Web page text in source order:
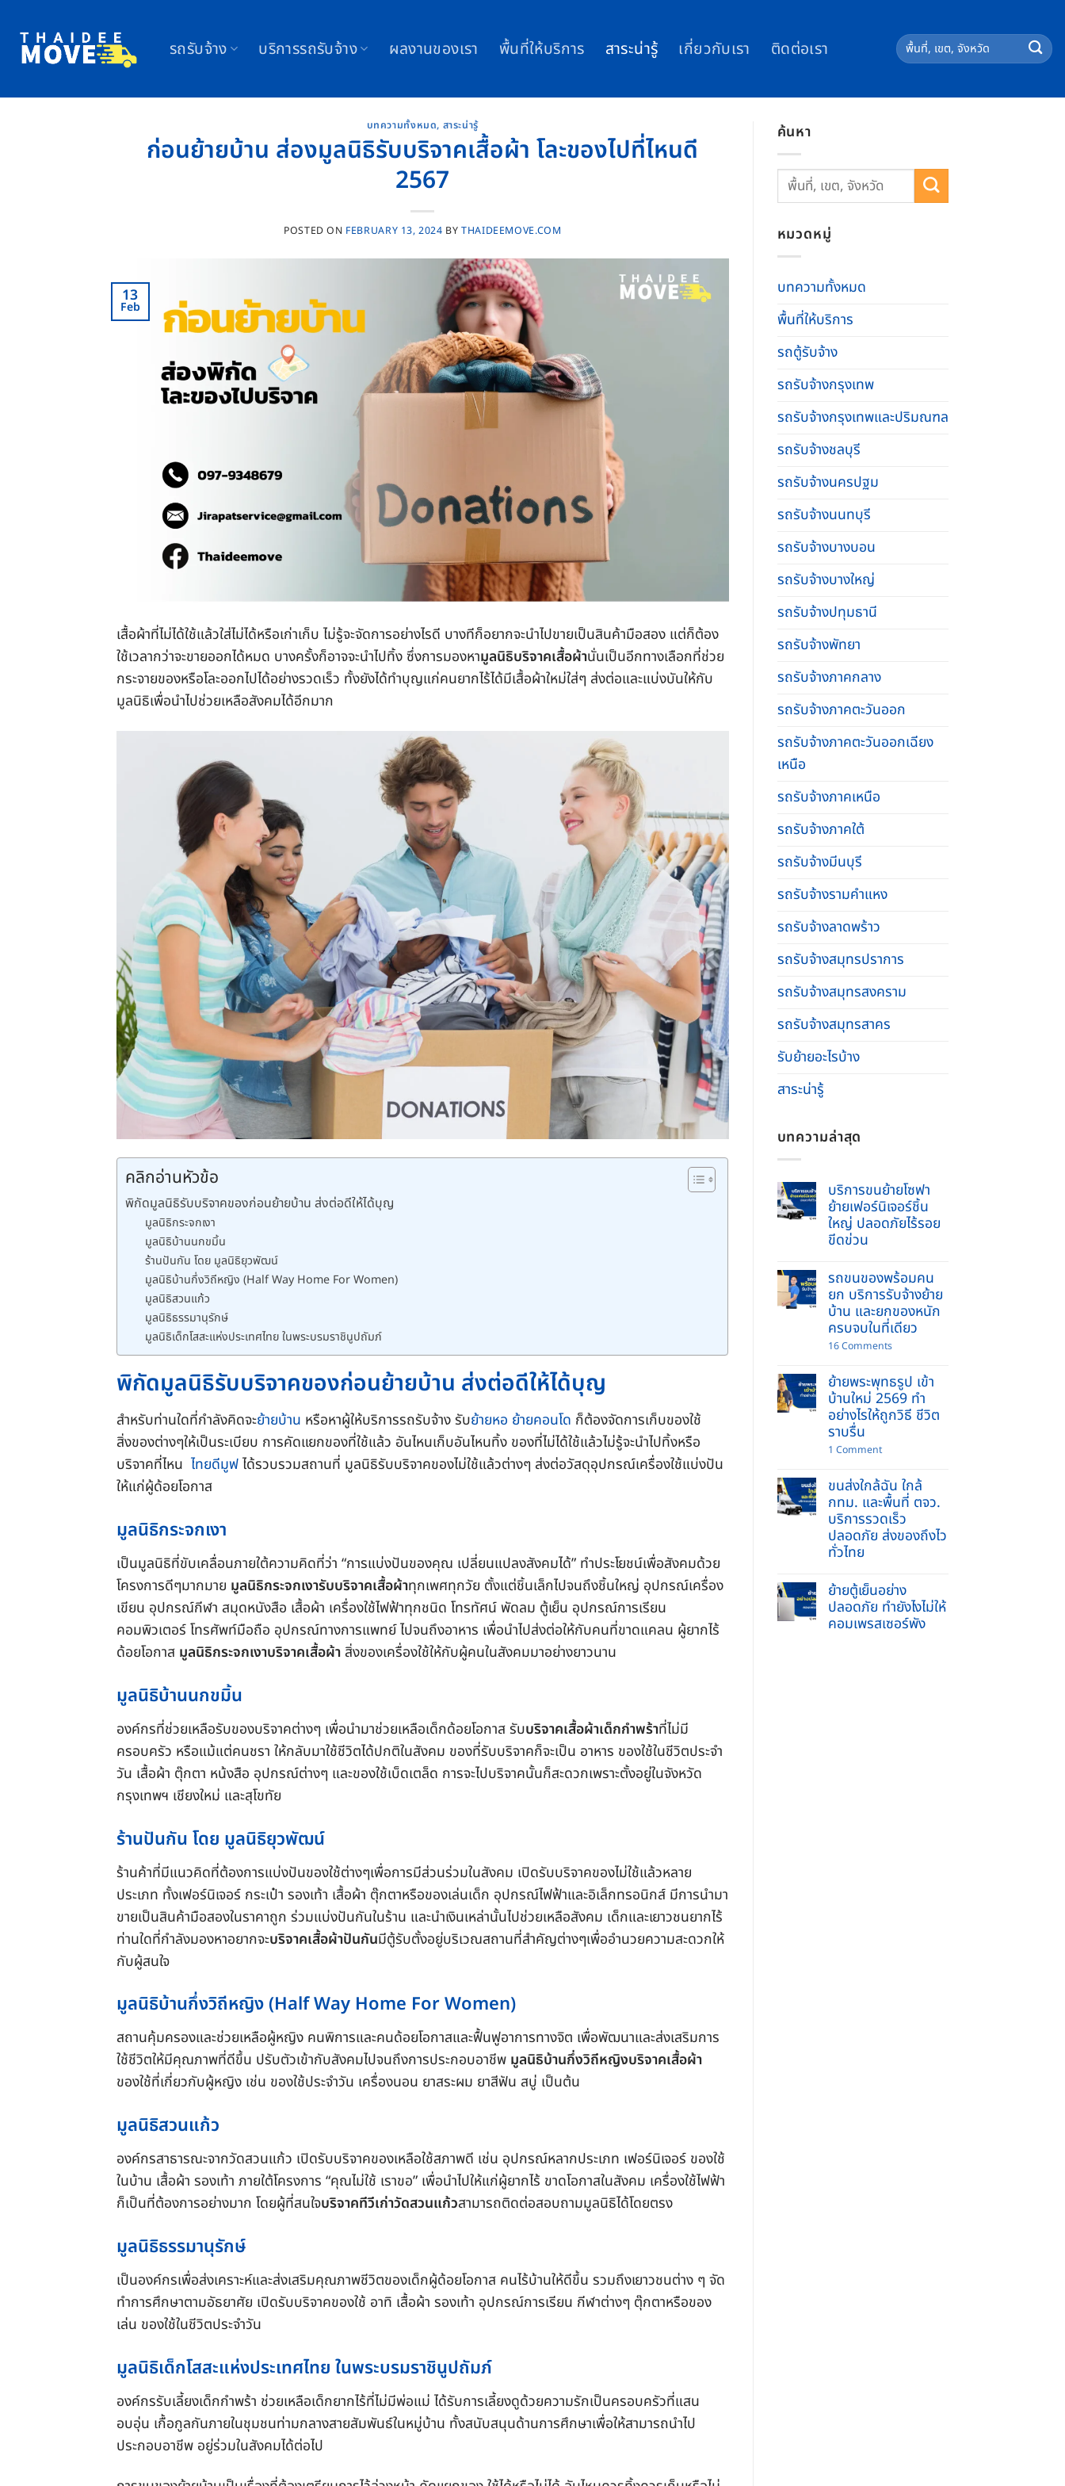
content
รถรับจ้าง บริการรถรับจ้าง ผลงานของเรา พื้นที่ให้บริการ สาระน่ารู้ เกี่ยวกับเรา ติดต่อเรา
บทความทั้งหมด, สาระน่ารู้
ก่อนย้ายบ้าน ส่องมูลนิธิรับบริจาคเสื้อผ้า โละของไปที่ไหนดี
2567
POSTED ON FEBRUARY 13, 2024 BYTHAIDEEMOVE.COM
13
Feb
เสื้อผ้าที่ไม่ได้ใช้แล้วใส่ไม่ได้หรือเก่าเก็บ ไม่รู้จะจัดการอย่างไรดี บางทีก็อยากจะนำไปขายเป็นสินค้ามือสอง แต่ก็ต้อง
ใช้เวลากว่าจะขายออกได้หมด บางครั้งก็อาจจะนำไปทิ้ง ซึ่งการมองหามูลนิธิบริจาคเสื้อผ้านั่นเป็นอีกทางเลือกที่ช่วย
กระจายของหรือโละออกไปได้อย่างรวดเร็ว ทั้งยังได้ทำบุญแก่คนยากไร้ได้มีเสื้อผ้าใหม่ใส่ๆ ส่งต่อและแบ่งบันให้กับ
มูลนิธิเพื่อนำไปช่วยเหลือสังคมได้อีกมาก
คลิกอ่านหัวข้อ
พิกัดมูลนิธิรับบริจาคของก่อนย้ายบ้าน ส่งต่อดีให้ได้บุญ
มูลนิธิกระจกเงา
มูลนิธิบ้านนกขมิ้น
ร้านปันกัน โดย มูลนิธิยุวพัฒน์
มูลนิธิบ้านกึ่งวิถีหญิง (Half Way Home For Women)
มูลนิธิสวนแก้ว
มูลนิธิธรรมานุรักษ์
มูลนิธิเด็กโสสะแห่งประเทศไทย ในพระบรมราชินูปถัมภ์
พิกัดมูลนิธิรับบริจาคของก่อนย้ายบ้าน ส่งต่อดีให้ได้บุญ
สำหรับท่านใดที่กำลังคิดจะย้ายบ้าน หรือหาผู้ให้บริการรถรับจ้าง รับย้ายหอ ย้ายคอนโด ก็ต้องจัดการเก็บของใช้
สิ่งของต่างๆให้เป็นระเบียบ การคัดแยกของที่ใช้แล้ว อันไหนเก็บอันไหนทิ้ง ของที่ไม่ได้ใช้แล้วไม่รู้จะนำไปทิ้งหรือ
บริจาคที่ไหน ไทยดีมูฟได้รวบรวมสถานที่ มูลนิธิรับบริจาคของไม่ใช้แล้วต่างๆ ส่งต่อวัสดุอุปกรณ์เครื่องใช้แบ่งปัน
ให้แก่ผู้ด้อยโอกาส
มูลนิธิกระจกเงา
เป็นมูลนิธิที่ขับเคลื่อนภายใต้ความคิดที่ว่า “การแบ่งปันของคุณ เปลี่ยนแปลงสังคมได้” ทำประโยชน์เพื่อสังคมด้วย
โครงการดีๆมากมาย มูลนิธิกระจกเงารับบริจาคเสื้อผ้าทุกเพศทุกวัย ตั้งแต่ชิ้นเล็กไปจนถึงชิ้นใหญ่ อุปกรณ์เครื่อง
เขียน อุปกรณ์กีฬา สมุดหนังสือ เสื้อผ้า เครื่องใช้ไฟฟ้าทุกชนิด โทรทัศน์ พัดลม ตู้เย็น อุปกรณ์การเรียน
คอมพิวเตอร์ โทรศัพท์มือถือ อุปกรณ์ทางการแพทย์ ไปจนถึงอาหาร เพื่อนำไปส่งต่อให้กับคนที่ขาดแคลน ผู้ยากไร้
ด้อยโอกาส มูลนิธิกระจกเงาบริจาคเสื้อผ้า สิ่งของเครื่องใช้ให้กับผู้คนในสังคมมาอย่างยาวนาน
มูลนิธิบ้านนกขมิ้น
องค์กรที่ช่วยเหลือรับของบริจาคต่างๆ เพื่อนำมาช่วยเหลือเด็กด้อยโอกาส รับบริจาคเสื้อผ้าเด็กกำพร้าที่ไม่มี
ครอบครัว หรือแม้แต่คนชรา ให้กลับมาใช้ชีวิตได้ปกติในสังคม ของที่รับบริจาคก็จะเป็น อาหาร ของใช้ในชีวิตประจำ
วัน เสื้อผ้า ตุ๊กตา หน้งสือ อุปกรณ์ต่างๆ และของใช้เบ็ดเตล็ด การจะไปบริจาคนั้นก็สะดวกเพราะตั้งอยู่ในจังหวัด
กรุงเทพฯ เชียงใหม่ และสุโขทัย
ร้านปันกัน โดย มูลนิธิยุวพัฒน์
ร้านค้าที่มีแนวคิดที่ต้องการแบ่งปันของใช้ต่างๆเพื่อการมีส่วนร่วมในสังคม เปิดรับบริจาคของไม่ใช้แล้วหลาย
ประเภท ทั้งเฟอร์นิเจอร์ กระเป๋า รองเท้า เสื้อผ้า ตุ๊กตาหรือของเล่นเด็ก อุปกรณ์ไฟฟ้าและอิเล็กทรอนิกส์ มีการนำมา
ขายเป็นสินค้ามือสองในราคาถูก ร่วมแบ่งปันกันในร้าน และนำเงินเหล่านั้นไปช่วยเหลือสังคม เด็กและเยาวชนยากไร้
ท่านใดที่กำลังมองหาอยากจะบริจาคเสื้อผ้าปันกันมีตู้รับตั้งอยู่บริเวณสถานที่สำคัญต่างๆเพื่ออำนวยความสะดวกให้
กับผู้สนใจ
มูลนิธิบ้านกึ่งวิถีหญิง (Half Way Home For Women)
สถานคุ้มครองและช่วยเหลือผู้หญิง คนพิการและคนด้อยโอกาสและฟื้นฟูอาการทางจิต เพื่อพัฒนาและส่งเสริมการ
ใช้ชีวิตให้มีคุณภาพที่ดีขึ้น ปรับตัวเข้ากับสังคมไปจนถึงการประกอบอาชีพ มูลนิธิบ้านกึ่งวิถีหญิงบริจาคเสื้อผ้า
ของใช้ที่เกี่ยวกับผู้หญิง เช่น ของใช้ประจำวัน เครื่องนอน ยาสระผม ยาสีฟัน สบู่ เป็นต้น
มูลนิธิสวนแก้ว
องค์กรสาธารณะจากวัดสวนแก้ว เปิดรับบริจาคของเหลือใช้สภาพดี เช่น อุปกรณ์หลากประเภท เฟอร์นิเจอร์ ของใช้
ในบ้าน เสื้อผ้า รองเท้า ภายใต้โครงการ “คุณไม่ใช้ เราขอ” เพื่อนำไปให้แก่ผู้ยากไร้ ขาดโอกาสในสังคม เครื่องใช้ไฟฟ้า
ก็เป็นที่ต้องการอย่างมาก โดยผู้ที่สนใจบริจาคทีวีเก่าวัดสวนแก้วสามารถติดต่อสอบถามมูลนิธิได้โดยตรง
มูลนิธิธรรมานุรักษ์
เป็นองค์กรเพื่อส่งเคราะห์และส่งเสริมคุณภาพชีวิตของเด็กผู้ด้อยโอกาส คนไร้บ้านให้ดีขึ้น รวมถึงเยาวชนต่าง ๆ จัด
ทำการศึกษาตามอัธยาศัย เปิดรับบริจาคของใช้ อาทิ เสื้อผ้า รองเท้า อุปกรณ์การเรียน กีฬาต่างๆ ตุ๊กตาหรือของ
เล่น ของใช้ในชีวิตประจำวัน
มูลนิธิเด็กโสสะแห่งประเทศไทย ในพระบรมราชินูปถัมภ์
องค์กรรับเลี้ยงเด็กกำพร้า ช่วยเหลือเด็กยากไร้ที่ไม่มีพ่อแม่ ได้รับการเลี้ยงดูด้วยความรักเป็นครอบครัวที่แสน
อบอุ่น เกื้อกูลกันภายในชุมชนท่ามกลางสายสัมพันธ์ในหมู่บ้าน ทั้งสนับสนุนด้านการศึกษาเพื่อให้สามารถนำไป
ประกอบอาชีพ อยู่ร่วมในสังคมได้ต่อไป
ค้นหา
หมวดหมู่
บทความทั้งหมด
พื้นที่ให้บริการ
รถตู้รับจ้าง
รถรับจ้างกรุงเทพ
รถรับจ้างกรุงเทพและปริมณฑล
รถรับจ้างชลบุรี
รถรับจ้างนครปฐม
รถรับจ้างนนทบุรี
รถรับจ้างบางบอน
รถรับจ้างบางใหญ่
รถรับจ้างปทุมธานี
รถรับจ้างพัทยา
รถรับจ้างภาคกลาง
รถรับจ้างภาคตะวันออก
รถรับจ้างภาคตะวันออกเฉียง
เหนือ
รถรับจ้างภาคเหนือ
รถรับจ้างภาคใต้
รถรับจ้างมีนบุรี
รถรับจ้างรามคําแหง
รถรับจ้างลาดพร้าว
รถรับจ้างสมุทรปราการ
รถรับจ้างสมุทรสงคราม
รถรับจ้างสมุทรสาคร
รับย้ายอะไรบ้าง
สาระน่ารู้
บทความล่าสุด
บริการขนย้ายโซฟา
ย้ายเฟอร์นิเจอร์ชิ้น
ใหญ่ ปลอดภัยไร้รอย
ขีดข่วน
on
บริการ
ขน
ย้าย
โซฟา
ย้าย
เฟอร์นิเจอร์
ปลอดภัย
ไร้
รอย
ขีด
ข่วน
รถขนของพร้อมคน
ยก บริการรับจ้างย้าย
บ้าน และยกของหนัก
ครบจบในที่เดียว
16 Commentson
ของ
พร้อม
คนยก
บริการ
รับจ้าง
ของ
หนัก
ครบ
จบ
ใน
ที่
เดียว
ย้ายพระพุทธรูป เข้า
บ้านใหม่ 2569 ทำ
อย่างไรให้ถูกวิธี ชีวิต
ราบรื่น
1 Commenton
รูป
เข้า
บ้าน
ใหม่
2569
ทำ
ชีวิต
ราบ
รื่น
ขนส่งใกล้ฉัน ใกล้
กทม. และพื้นที่ ตจว.
บริการรวดเร็ว
ปลอดภัย ส่งของถึงไว
ทั่วไทย
Comments
on
ขนส่ง
ใกล้
ฉัน
ย้ายตู้เย็นอย่าง
ปลอดภัย ทำยังไงไม่ให้
คอมเพรสเซอร์พัง